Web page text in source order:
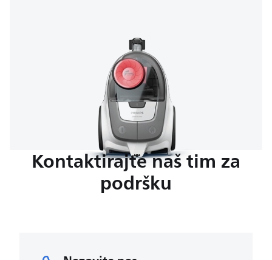
Kontaktirajte naš tim za
podršku